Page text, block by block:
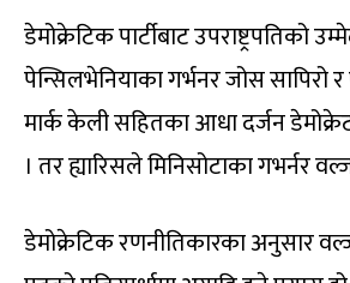
डेमोक्रेटिक पार्टीबाट उपराष्ट्रपतिको
पेन्सिलभेनियाका गर्भनर जोस सापिरो
मार्क केली सहितका आधा दर्जन
। तर ह्यारिसले मिनिसोटाका गभर्नर
डेमोक्रेटिक रणनीतिकारका अनुसार